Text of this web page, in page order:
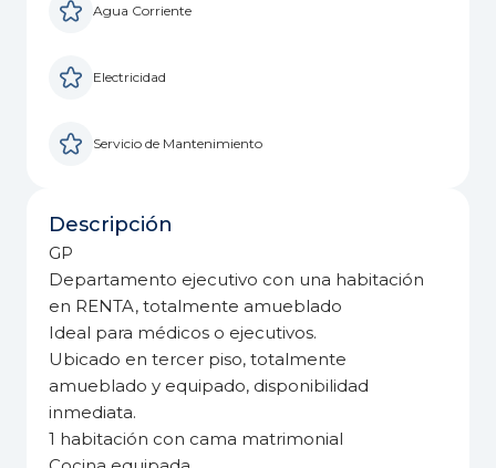
Agua Corriente
Electricidad
Servicio de Mantenimiento
Descripción
GP
Departamento ejecutivo con una habitación
en RENTA, totalmente amueblado
Ideal para médicos o ejecutivos.
Ubicado en tercer piso, totalmente
amueblado y equipado, disponibilidad
inmediata.
1 habitación con cama matrimonial